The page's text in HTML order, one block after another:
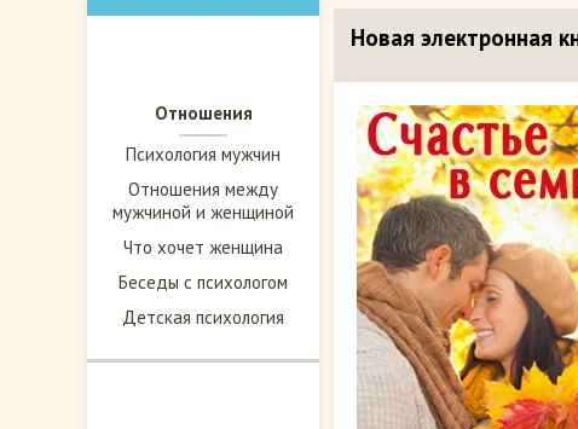
Отношения
Психология мужчин
Отношения между
мужчиной и женщиной
Что хочет женщина
Беседы с психологом
Детская психология
Новая электронная